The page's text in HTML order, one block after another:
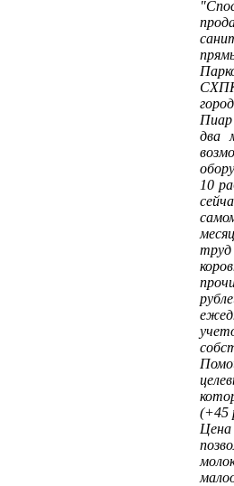
Пиар
два
10
(+45
Цена